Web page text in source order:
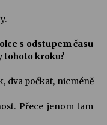
s odstupem času
tohoto kroku?
dva počkat, nicméně
Přece jenom tam